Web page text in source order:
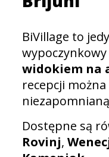
BiVillage to
wypoczynkowy
widokiem na
recepcji
Dostępne są
Rovinj,